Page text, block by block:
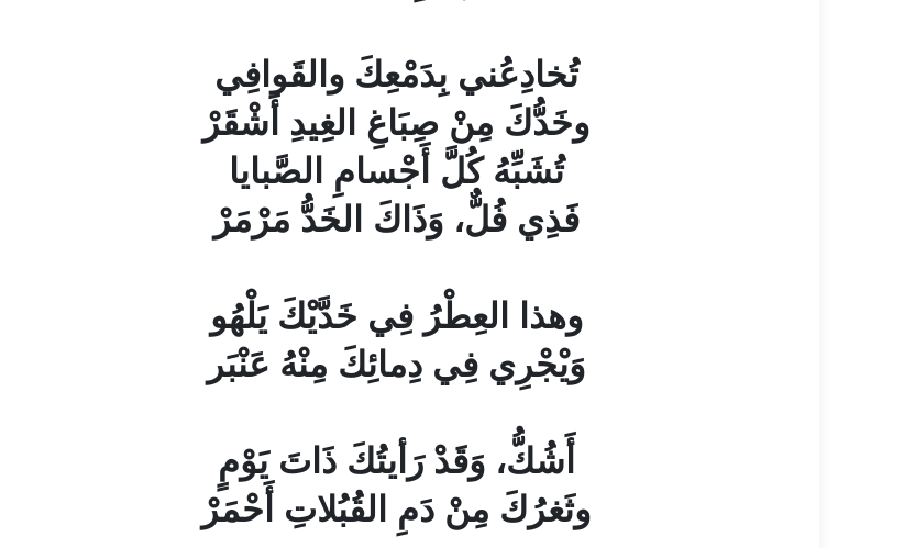
تُخادِعُني بِدَمْعِكَ والقَوافِي
وخَدُّكَ مِنْ صِبَاغِ الغِيدِ أَشْقَرْ
تُشَبِّهُ كُلَّ أَجْسامِ الصَّبايا
فَذِي فُلٌّ، وَذَاكَ الخَدُّ مَرْمَرْ
وهذا العِطْرُ فِي خَدَّيْكَ يَلْهُو
وَيْجْرِي فِي دِمائِكَ مِنْهُ عَنْبَر
أَشُكُّ، وَقَدْ رَأيتُكَ ذَاتَ يَوْمٍ
وثَغرُكَ مِنْ دَمِ القُبُلاتِ أَحْمَرْ